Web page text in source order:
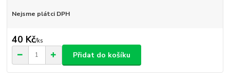
Nejsme plátci DPH
40 Kč/ks
Přidat do košíku